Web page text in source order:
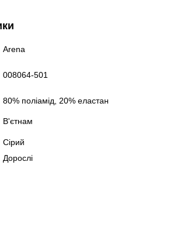
Arena
008064-501
80% поліамід, 20% еластан
В'єтнам
Сірий
Дорослі